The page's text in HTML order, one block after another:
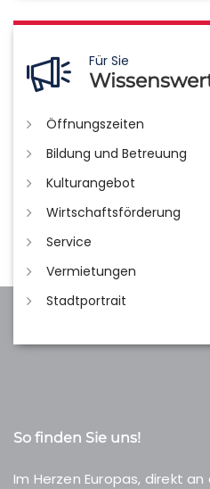
Für Sie
Öffnungszeiten
Bildung und Betreuung
Kulturangebot
Wirtschaftsförderung
Service
Vermietungen
Stadtportrait
So finden Sie uns!
Im Herzen Europas, direkt